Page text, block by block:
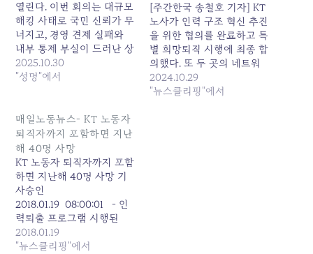
열린다. 이번 회의는 대규모
해킹 사태로 국민 신뢰가 무
너지고, 경영 견제 실패와
내부 통제 부실이 드러난 상
황에서 열리는 중대한 이사
회다. KT새노조는 이사회가
은 조치를 즉시 이행할 것을
요구한다. 1. 해킹 사태 수습
을 위한 선제적 보상안 마련
및 보안·통신 투자…
2025.10.30
"성명"에서
[주간한국 송철호 기자] KT
노사가 인력 구조 혁신 추진
을 위한 협의를 완료하고 특
별 희망퇴직 시행에 최종 합
의했다. 또 두 곳의 네트워
크 전문 자회사를 신설하고
해당 회사 및 타 그룹사에
2024.10.29
"뉴스클리핑"에서
매일노동뉴스- KT 노동자
퇴직자까지 포함하면 지난
해 40명 사망
KT 노동자 퇴직자까지 포함
하면 지난해 40명 사망 기
사승인
2018.01.19 08:00:01 - 인
력퇴출 프로그램 시행된
2006년부터 지난해까지 사
망자는 439명 지난해
2018.01.19
"뉴스클리핑"에서